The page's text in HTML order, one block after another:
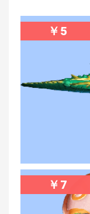
￥ 5
￥ 7